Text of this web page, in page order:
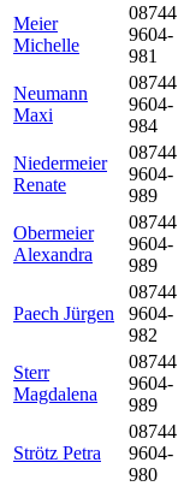
Meier
Michelle
08744
9604-
981
Neumann
Maxi
08744
9604-
984
Niedermeier
Renate
08744
9604-
989
Obermeier
Alexandra
08744
9604-
989
Paech Jürgen
08744
9604-
982
Sterr
Magdalena
08744
9604-
989
Strötz Petra
08744
9604-
980